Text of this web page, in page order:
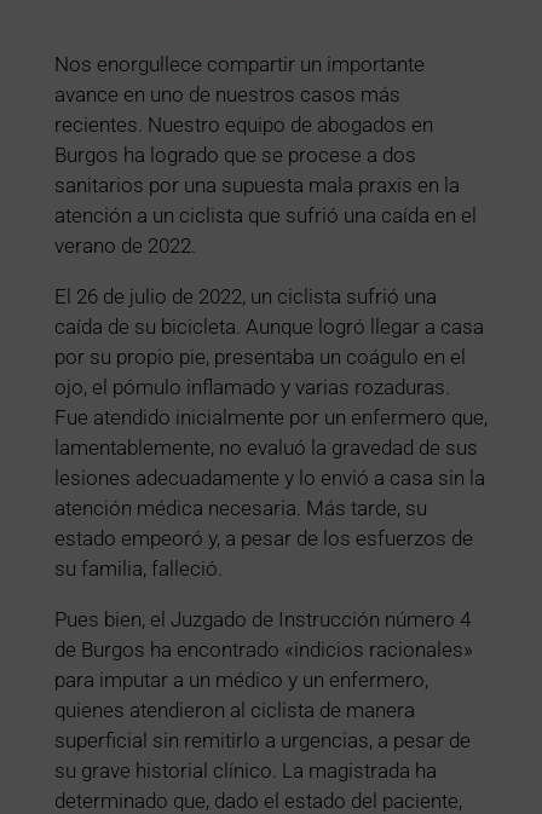
Nos enorgullece compartir un importante
avance en uno de nuestros casos más
recientes. Nuestro equipo de abogados en
Burgos ha logrado que se procese a dos
sanitarios por una supuesta mala praxis en la
atención a un ciclista que sufrió una caída en el
verano de 2022.
El 26 de julio de 2022, un ciclista sufrió una
caída de su bicicleta. Aunque logró llegar a casa
por su propio pie, presentaba un coágulo en el
ojo, el pómulo inflamado y varias rozaduras.
Fue atendido inicialmente por un enfermero que,
lamentablemente, no evaluó la gravedad de sus
lesiones adecuadamente y lo envió a casa sin la
atención médica necesaria. Más tarde, su
estado empeoró y, a pesar de los esfuerzos de
su familia, falleció.
Pues bien, el Juzgado de Instrucción número 4
de Burgos ha encontrado «indicios racionales»
para imputar a un médico y un enfermero,
quienes atendieron al ciclista de manera
superficial sin remitirlo a urgencias, a pesar de
su grave historial clínico. La magistrada ha
determinado que, dado el estado del paciente,